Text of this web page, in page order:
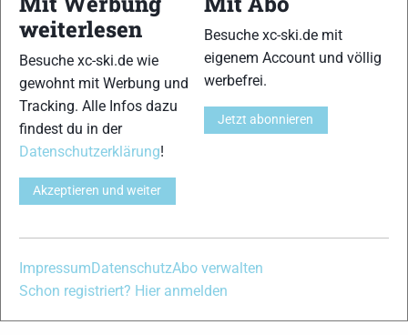
wissen solltest.
Ob Skilanglauf -Anfänger oder Profi-Sportler, wir haben
immer ein offenes Ohr für dich! Du kannst uns jederzeit über
das
Kontaktformular erreichen.
Partner
xc-ski.de in Social Media
instagramfacebookspotify x
weiterlesen
Besuche xc-ski.de wie
gewohnt mit Werbung und
Tracking. Alle Infos dazu
findest du in der
Datenschutzerklärung!
Akzeptieren und weiter
Besuche xc-ski.de mit
eigenem Account und völlig
werbefrei.
Jetzt abonnieren
Impressum DatenschutzAbo verwalten
Schon registriert? Hier anmelden